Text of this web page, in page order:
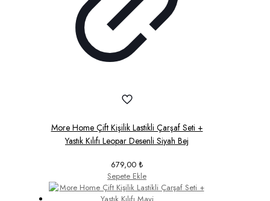
More Home Çift Kişilik Lastikli Çarşaf Seti +
Yastık Kılıfı Leopar Desenli Siyah Bej
679,00 ₺
Sepete Ekle